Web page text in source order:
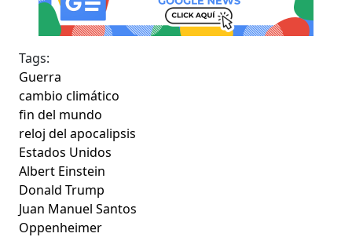
Tags:
Guerra
cambio climático
fin del mundo
reloj del apocalipsis
Estados Unidos
Albert Einstein
Donald Trump
Juan Manuel Santos
Oppenheimer